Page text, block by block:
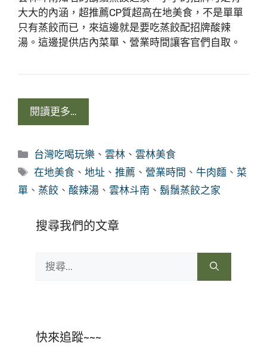
大大的內涵，超推薦CP質超高在地美食，不是單單
只有蒸餃而已，來這邊就是要吃蒸餃配招牌酸辣
湯。這邊提供店內菜單、營業時間讓客官們自取。
閱讀更多…
分
類
台灣吃喝玩樂 、雲林 、雲林美食
標
籤
在地美食 、地址 、推薦 、 營業時間 、牛肉麵 、 菜
單 、 蒸餃 、 酸辣湯 、 雲林斗南 、 鬍鬚蒸餃之家
搜尋我們的文章
尋:
快來追蹤~~~